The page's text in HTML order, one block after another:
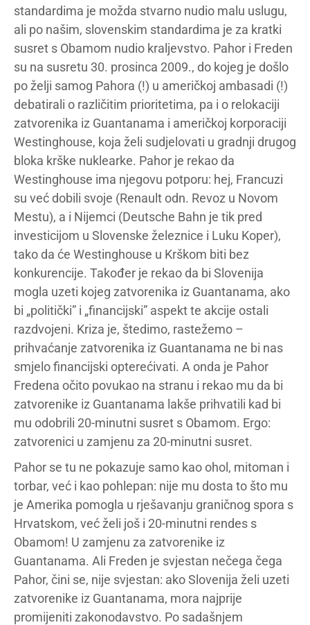
standardima je možda stvarno nudio malu uslugu,
ali po našim, slovenskim standardima je za kratki
susret s Obamom nudio kraljevstvo. Pahor i Freden
su na susretu 30. prosinca 2009., do kojeg je došlo
po želji samog Pahora (!) u američkoj ambasadi (!)
debatirali o različitim prioritetima, pa i o relokaciji
zatvorenika iz Guantanama i američkoj korporaciji
Westinghouse, koja želi sudjelovati u gradnji drugog
bloka krške nuklearke. Pahor je rekao da
Westinghouse ima njegovu potporu: hej, Francuzi
su već dobili svoje (Renault odn. Revoz u Novom
Mestu), a i Nijemci (Deutsche Bahn je tik pred
investicijom u Slovenske železnice i Luku Koper),
tako da će Westinghouse u Krškom biti bez
konkurencije. Također je rekao da bi Slovenija
mogla uzeti kojeg zatvorenika iz Guantanama, ako
bi „politički” i „financijski” aspekt te akcije ostali
razdvojeni. Kriza je, štedimo, rastežemo –
prihvaćanje zatvorenika iz Guantanama ne bi nas
smjelo financijski opterećivati. A onda je Pahor
Fredena očito povukao na stranu i rekao mu da bi
zatvorenike iz Guantanama lakše prihvatili kad bi
mu odobrili 20-minutni susret s Obamom. Ergo:
zatvorenici u zamjenu za 20-minutni susret.
Pahor se tu ne pokazuje samo kao ohol, mitoman i
torbar, već i kao pohlepan: nije mu dosta to što mu
je Amerika pomogla u rješavanju graničnog spora s
Hrvatskom, već želi još i 20-minutni rendes s
Obamom! U zamjenu za zatvorenike iz
Guantanama. Ali Freden je svjestan nečega čega
Pahor, čini se, nije svjestan: ako Slovenija želi uzeti
zatvorenike iz Guantanama, mora najprije
promijeniti zakonodavstvo. Po sadašnjem